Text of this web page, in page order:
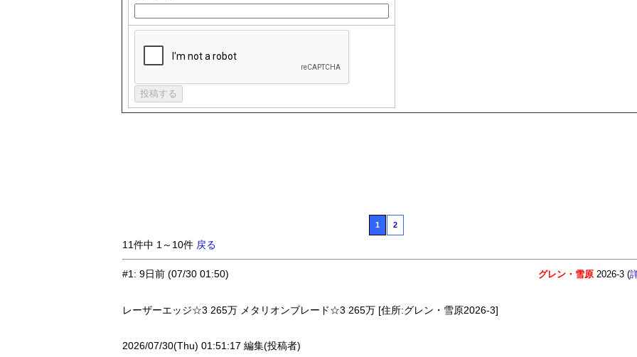
1 2
11件中 1～10件 戻る
#1: 9日前 (07/30 01:50) グレン・雪原 2026-3 (
レーザーエッジ☆3 265万 メタリオンブレード☆3 265万 [住所:グレン・雪原2026-3]
2026/07/30(Thu) 01:51:17 編集(投稿者)